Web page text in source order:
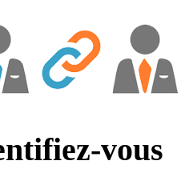
vous